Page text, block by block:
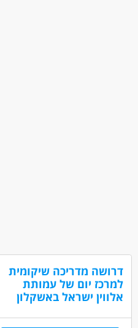
דרושה מדריכה שיקומית
למרכז יום של עמותת
אלווין ישראל באשקלון